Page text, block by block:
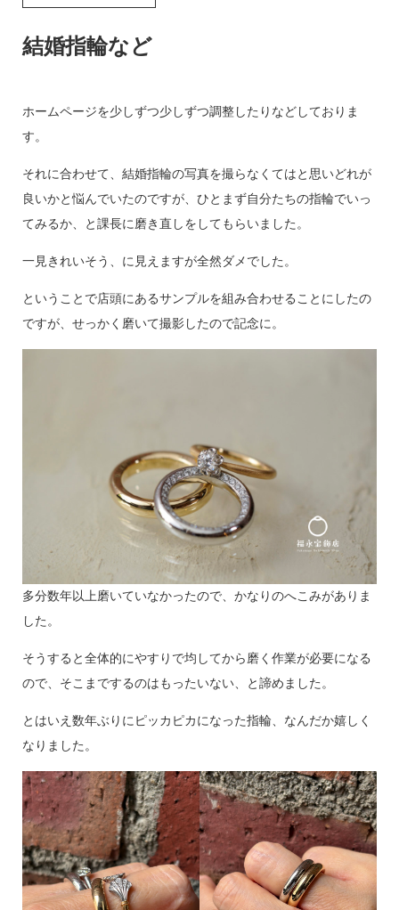
結婚指輪など
ホームページを少しずつ少しずつ調整したりなどしておりま
す。
それに合わせて、結婚指輪の写真を撮らなくてはと思いどれが
良いかと悩んでいたのですが、ひとまず自分たちの指輪でいっ
てみるか、と課長に磨き直しをしてもらいました。
一見きれいそう、に見えますが全然ダメでした。
ということで店頭にあるサンプルを組み合わせることにしたの
ですが、せっかく磨いて撮影したので記念に。
多分数年以上磨いていなかったので、かなりのへこみがありま
した。
そうすると全体的にやすりで均してから磨く作業が必要になる
ので、そこまでするのはもったいない、と諦めました。
とはいえ数年ぶりにピッカピカになった指輪、なんだか嬉しく
なりました。